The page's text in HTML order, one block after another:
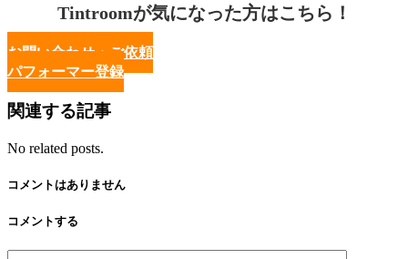
Tintroomが気になった方はこちら！
お問い合わせ・ご依頼
パフォーマー登録
関連する記事
No related posts.
コメントはありません
コメントする